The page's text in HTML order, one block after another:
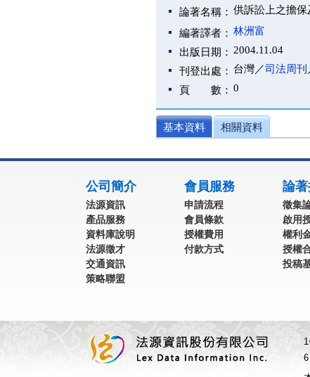
論著名稱： 供訴訟上之擔
編著譯者： 林洲富
出版日期： 2004.11.04
刊登出處： 台灣／司法周刊
頁 數： 0
基本資料 相關資料
公司簡介
法源資訊
產品服務
資料庫說明
法源徵才
交通資訊
策略聯盟
會員服務
申請流程
會員條款
授權費用
付款方式
論
徵集
啟用
權利
授權
投稿